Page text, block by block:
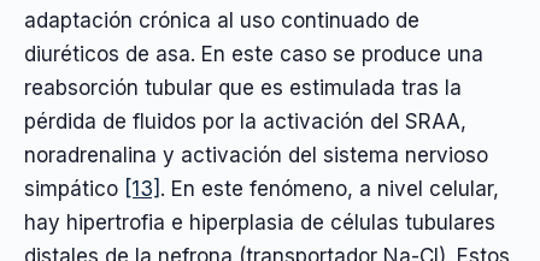
adaptación crónica al uso continuado de
diuréticos de asa. En este caso se produce una
reabsorción tubular que es estimulada tras la
pérdida de fluidos por la activación del SRAA,
noradrenalina y activación del sistema nervioso
simpático [13] . En este fenómeno, a nivel celular,
hay hipertrofia e hiperplasia de células tubulares
distales de la nefrona (transportador Na-Cl). Estos